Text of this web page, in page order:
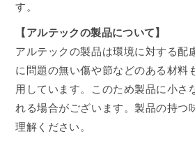
す。
【アルテックの製品について】
アルテックの製品は環境に対する配
に問題の無い傷や節などのある材料
用しています。このため製品に小さ
れる場合がございます。製品の持つ
理解ください。